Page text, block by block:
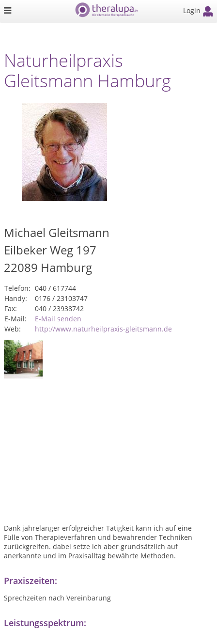
Login
Naturheilpraxis
Gleitsmann Hamburg
Michael Gleitsmann
Eilbeker Weg 197
22089 Hamburg
Telefon: 040 / 617744
Handy:
0176 / 23103747
Fax:
040 / 23938742
E-Mail:
E-Mail senden
Web:
http://www.naturheilpraxis-gleitsmann.de
Dank jahrelanger erfolgreicher Tätigkeit kann ich auf eine
Fülle von Therapieverfahren und bewahrender Techniken
zurückgreifen. dabei setze ich aber grundsätzlich auf
anerkannte und im Praxisalltag bewährte Methoden.
Praxiszeiten:
Sprechzeiten nach Vereinbarung
Leistungsspektrum: